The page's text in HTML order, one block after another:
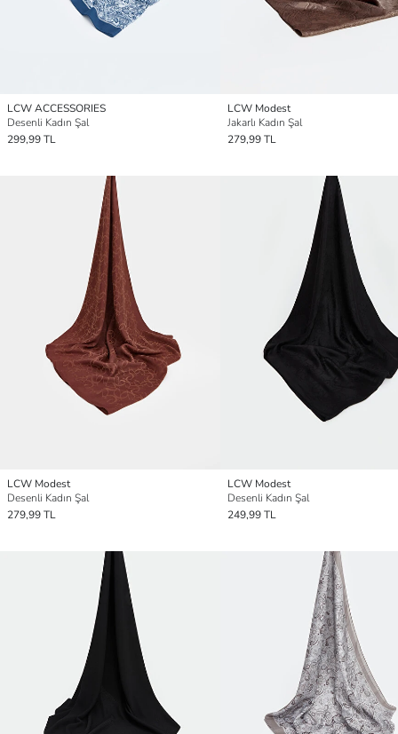
LCW ACCESSORIES
Desenli Kadın Şal
299,99 TL
LCW Modest
Jakarlı Kadın Şal
279,99 TL
LCW Modest
Desenli Kadın Şal
279,99 TL
LCW Modest
Desenli Kadın Şal
249,99 TL